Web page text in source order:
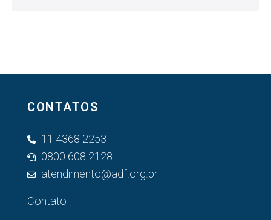
CONTATOS
11 4368 2253
0800 608 2128
atendimento@adf.org.br
Contato